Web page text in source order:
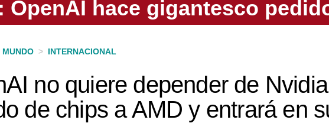
MUNDO > INTERNACIONAL
no quiere depender de
de chips a AMD y entrará en